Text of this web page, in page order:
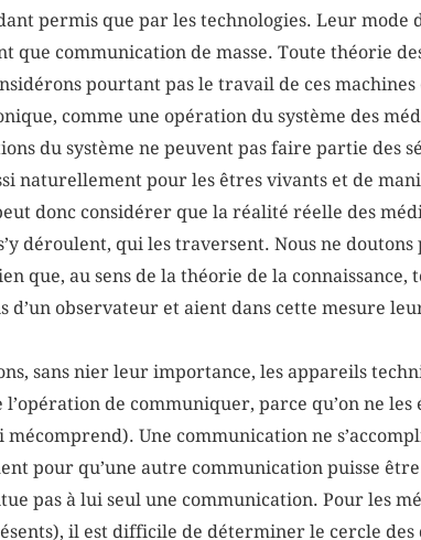
permis que par les technologies. Leur
que communication de masse. Toute théorie
pourtant pas le travail de ces
comme une opération du système des
du système ne peuvent pas faire partie des
naturellement pour les êtres vivants et de
donc considérer que la réalité réelle des
déroulent, qui les traversent. Nous ne
que, au sens de la théorie de la connaissance,
d’un observateur et aient dans cette mesure
sans nier leur importance, les appareils
l’opération de communiquer, parce qu’on ne
Une communication ne
pour qu’une autre communication puisse
pas à lui seul une communication. Pour les
il est difficile de déterminer le cercle